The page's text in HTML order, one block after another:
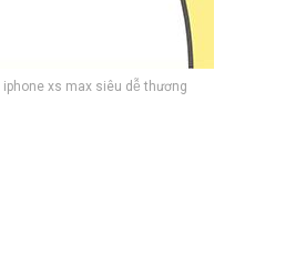
iphone xs max siêu dễ thương